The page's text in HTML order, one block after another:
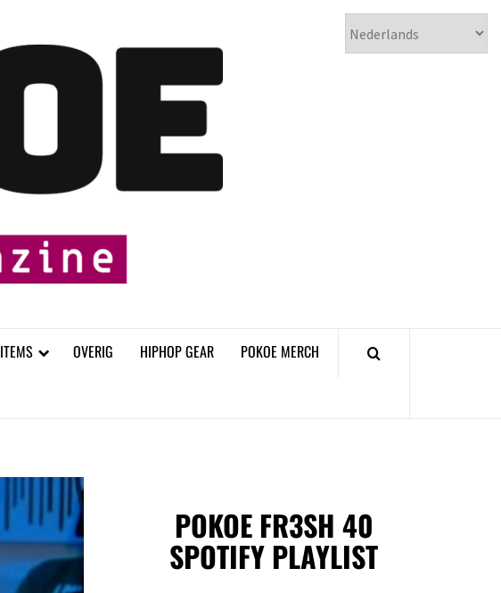
𝗣𝗢𝗞𝗢𝗘
ITEMS OVERIG HIPHOP GEAR POKOE MERCH
POKOE FR3SH 40
SPOTIFY PLAYLIST